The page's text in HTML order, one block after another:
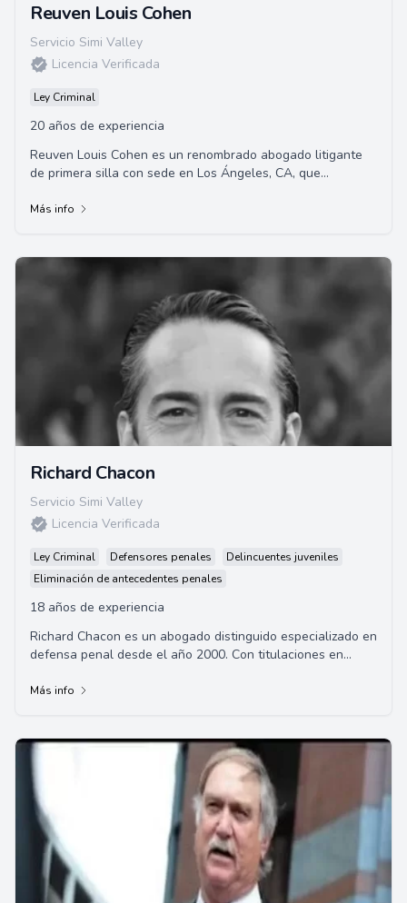
Reuven Louis Cohen
Servicio Simi Valley
Licencia Verificada
Ley Criminal
20 años de experiencia
Reuven Louis Cohen es un renombrado abogado litigante
de primera silla con sede en Los Ángeles, CA, que
riesgo en todo Estados Unidos.
Más info
Richard Chacon
Servicio Simi Valley
Licencia Verificada
Ley Criminal Defensores penales
Delincuentes juveniles
Eliminación de antecedentes penales
18 años de experiencia
Richard Chacon es un abogado distinguido especializado en
defensa penal desde el año 2000. Con titulaciones en
Más info